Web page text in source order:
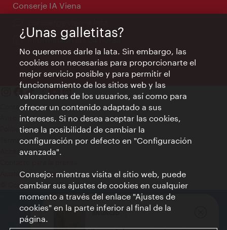
ANUNCIO
Conserje IA Viena
Información las 24 horas
Contacto
Aviso legal
Política de privacidad de datos
Terms of Use
Accesibilidad
Ajustes de cookie
© Copyright WienTourismus
¿Unas galletitas?
No queremos darle la lata. Sin embargo, las
cookies son necesarias para proporcionarte el
mejor servicio posible y para permitir el
funcionamiento de los sitios web y las
valoraciones de los usuarios, así como para
ofrecer un contenido adaptado a sus
intereses. Si no desea aceptar las cookies,
tiene la posibilidad de cambiar la
configuración por defecto en "Configuración
avanzada".
Consejo: mientras visita el sitio web, puede
cambiar sus ajustes de cookies en cualquier
momento a través del enlace "Ajustes de
cookies" en la parte inferior al final de la
página.